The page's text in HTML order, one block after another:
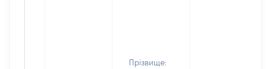
Прізвище: